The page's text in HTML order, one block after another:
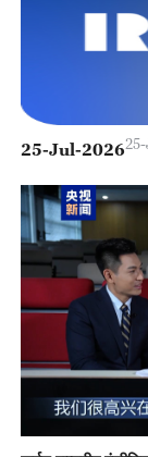
25-Jul-2026